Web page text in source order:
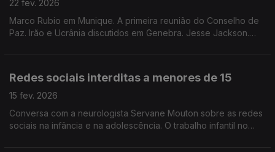
22 fev. 2026
Marco Rubio em Munique. A primeira reunião do Conselho de
Paz. Irão e Ucrânia discutidos em Genebra. Jesse Jackson.
Redes sociais interditas a menores de 15
15 fev. 2026
Conversa com a neurologista Servane Mouton sobre as redes
sociais na infância e na adolescência. O trabalho infantil no